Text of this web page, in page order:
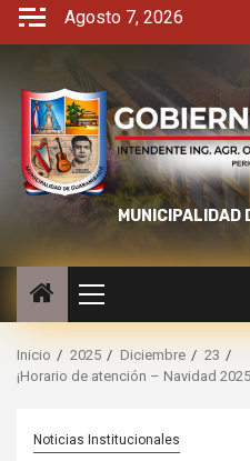
Agosto 7, 2026
MUNICIPALIDAD
Inicio 2025 Diciembre
23
¡Horario de atención – Navidad
Noticias Institucionales